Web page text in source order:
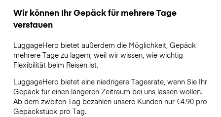
Wir können Ihr Gepäck für mehrere Tage
verstauen
LuggageHero bietet außerdem die Möglichkeit, Gepäck
mehrere Tage zu lagern, weil wir wissen, wie wichtig
Flexibilität beim Reisen ist.
LuggageHero bietet eine niedrigere Tagesrate, wenn Sie Ihr
Gepäck für einen längeren Zeitraum bei uns lassen wollen.
Ab dem zweiten Tag bezahlen unsere Kunden nur €4.90 pro
Gepäckstück pro Tag.